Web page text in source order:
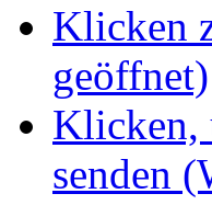
Klicken
geöffnet)
Klicken,
senden